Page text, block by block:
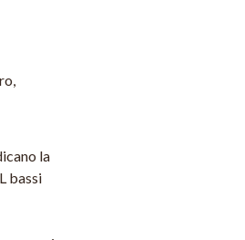
la
bassi